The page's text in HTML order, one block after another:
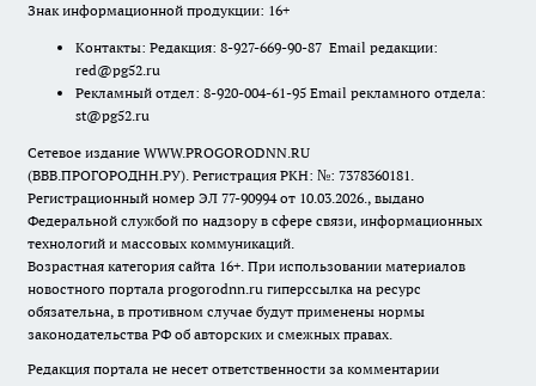
Знак информационной продукции: 16+
Контакты: Редакция: 8-927-669-90-87 Email редакции:
red@pg52.ru
Рекламный отдел: 8-920-004-61-95 Email рекламного отдела:
st@pg52.ru
Сетевое издание WWW.PROGORODNN.RU
(ВВВ.ПРОГОРОДНН.РУ). Регистрация РКН: №: 7378360181.
Регистрационный номер ЭЛ 77-90994 от 10.03.2026., выдано
Федеральной службой по надзору в сфере связи, информационных
технологий и массовых коммуникаций.
Возрастная категория сайта 16+. При использовании материалов
новостного портала progorodnn.ru гиперссылка на ресурс
обязательна, в противном случае будут применены нормы
законодательства РФ об авторских и смежных правах.
Редакция портала не несет ответственности за комментарии